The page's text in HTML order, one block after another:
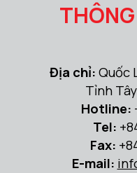
Địa chỉ:Quốc
Tỉnh
Hotline:
Tel:
Fax:
E-mail: